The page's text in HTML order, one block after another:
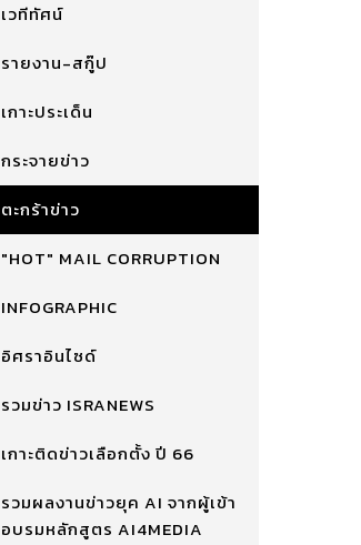
เวทีทัศน์
รายงาน-สกู๊ป
เกาะประเด็น
กระจายข่าว
ตะกร้าข่าว
"HOT" MAIL CORRUPTION
INFOGRAPHIC
อิศราอินไซด์
รวมข่าว ISRANEWS
เกาะติดข่าวเลือกตั้ง ปี 66
รวมผลงานข่าวยุค AI จากผู้เข้า
อบรมหลักสูตร AI4MEDIA